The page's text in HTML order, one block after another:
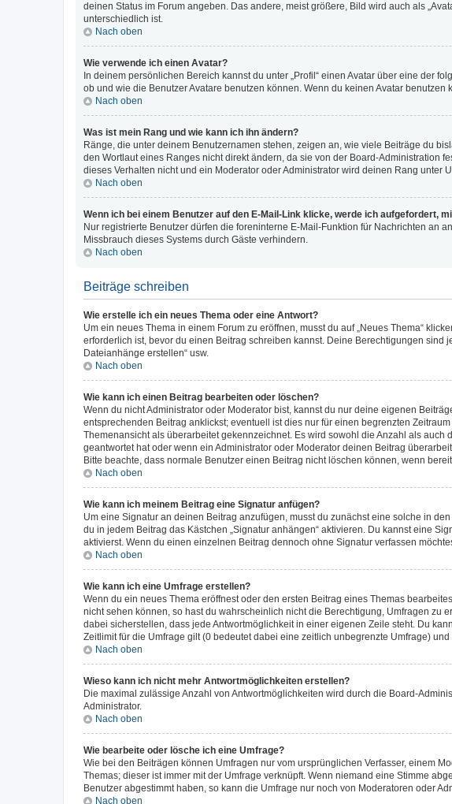
deinen Status im Forum angeben. Das andere, meist größere, Bild wird auch als
unterschiedlich ist.
Nach oben
Wie verwende ich einen Avatar?
In deinem persönlichen Bereich kannst du unter „Profil“ einen Avatar über eine der
ob und wie die Benutzer Avatare benutzen können. Wenn du keinen Avatar
Nach oben
Was ist mein Rang und wie kann ich ihn ändern?
Ränge, die unter deinem Benutzernamen stehen, zeigen an, wie viele Beiträge du
den Wortlaut eines Ranges nicht direkt ändern, da sie von der Board-
dieses Verhalten nicht und ein Moderator oder Administrator wird deinen Rang unter
Nach oben
Wenn ich bei einem Benutzer auf den E-Mail-Link klicke, werde ich aufgefordert,
Nur registrierte Benutzer dürfen die foreninterne E-Mail-Funktion für Nachrichten an
Missbrauch dieses Systems durch Gäste verhindern.
Nach oben
Beiträge schreiben
Wie erstelle ich ein neues Thema oder eine Antwort?
Um ein neues Thema in einem Forum zu eröffnen, musst du auf „Neues Thema“
erforderlich ist, bevor du einen Beitrag schreiben kannst. Deine Berechtigungen sind
Dateianhänge erstellen“ usw.
Nach oben
Wie kann ich einen Beitrag bearbeiten oder löschen?
Wenn du nicht Administrator oder Moderator bist, kannst du nur deine eigenen
entsprechenden Beitrag anklickst; eventuell ist dies nur für einen begrenzten
Themenansicht als überarbeitet gekennzeichnet. Es wird sowohl die Anzahl als
geantwortet hat oder wenn ein Administrator oder Moderator deinen Beitrag
Bitte beachte, dass normale Benutzer einen Beitrag nicht löschen können, wenn
Nach oben
Wie kann ich meinem Beitrag eine Signatur anfügen?
Um eine Signatur an deinen Beitrag anzufügen, musst du zunächst eine solche in
du in jedem Beitrag das Kästchen „Signatur anhängen“ aktivieren. Du kannst eine
aktivierst. Wenn du einen einzelnen Beitrag dennoch ohne Signatur verfassen
Nach oben
Wie kann ich eine Umfrage erstellen?
Wenn du ein neues Thema eröffnest oder den ersten Beitrag eines Themas
nicht sehen können, so hast du wahrscheinlich nicht die Berechtigung, Umfragen zu
dabei sicherstellen, dass jede Antwortmöglichkeit in einer eigenen Zeile steht. Du
Zeitlimit für die Umfrage gilt (0 bedeutet dabei eine zeitlich unbegrenzte Umfrage)
Nach oben
Wieso kann ich nicht mehr Antwortmöglichkeiten erstellen?
Die maximal zulässige Anzahl von Antwortmöglichkeiten wird durch die Board-
Administrator.
Nach oben
Wie bearbeite oder lösche ich eine Umfrage?
Wie bei den Beiträgen können Umfragen nur vom ursprünglichen Verfasser, einem
Themas; dieser ist immer mit der Umfrage verknüpft. Wenn niemand eine Stimme
Benutzer abgestimmt haben, so kann die Umfrage nur noch von Moderatoren oder
Nach oben